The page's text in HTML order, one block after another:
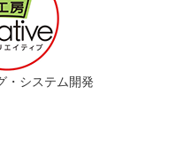
・システム開発